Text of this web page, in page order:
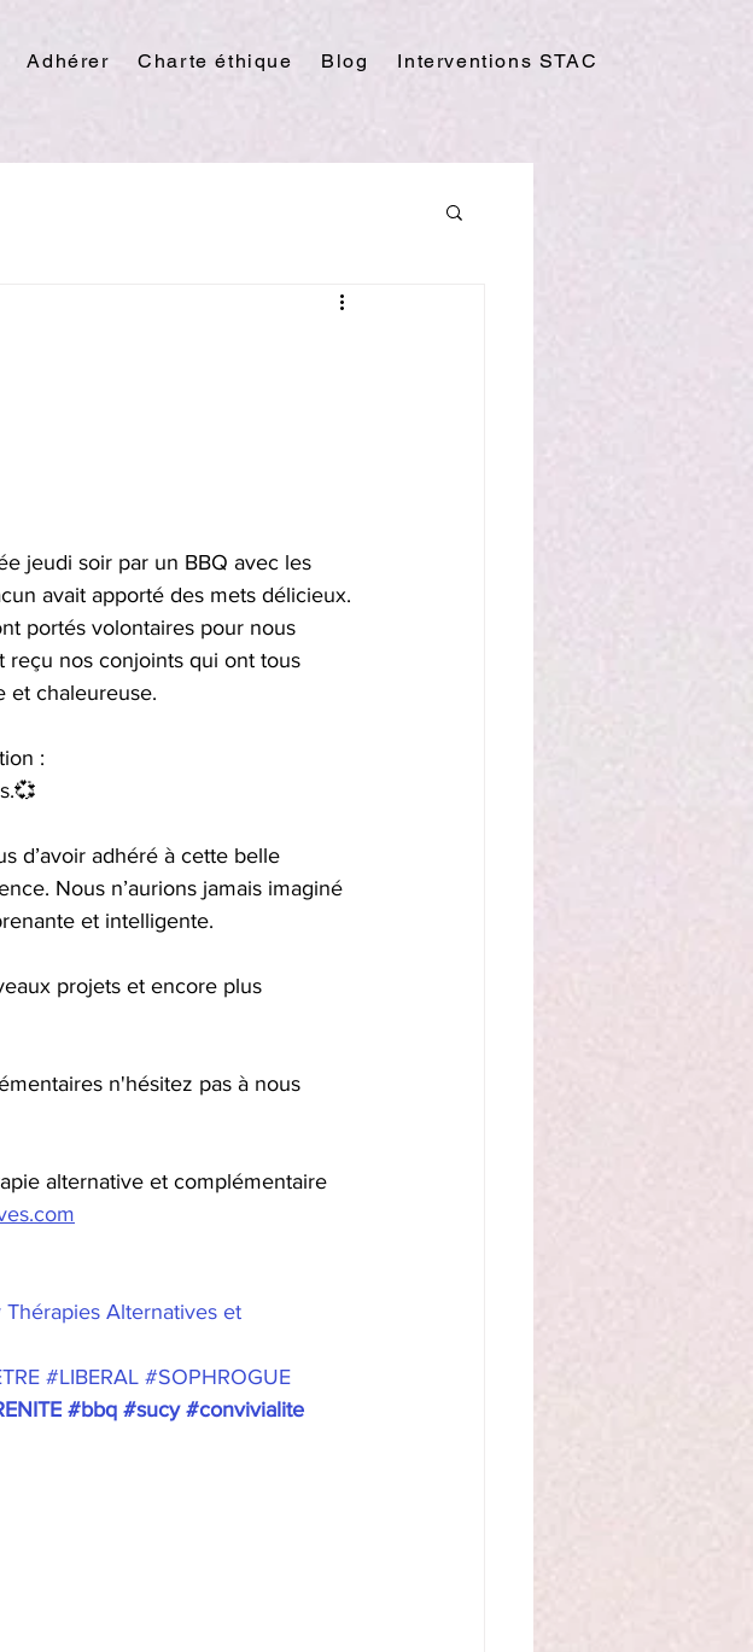
Adhérer Charte éthique Blog Interventions STAC
jeudi soir par un BBQ avec les
avait apporté des mets délicieux.
portés volontaires pour nous
reçu nos conjoints qui ont tous
et chaleureuse.
:
d’avoir adhéré à cette belle
Nous n’aurions jamais imaginé
et intelligente.
projets et encore plus
n'hésitez pas à nous
alternative et complémentaire
Thérapies Alternatives et
#LIBERAL #SOPHROGUE
#bbq #sucy #convivialite